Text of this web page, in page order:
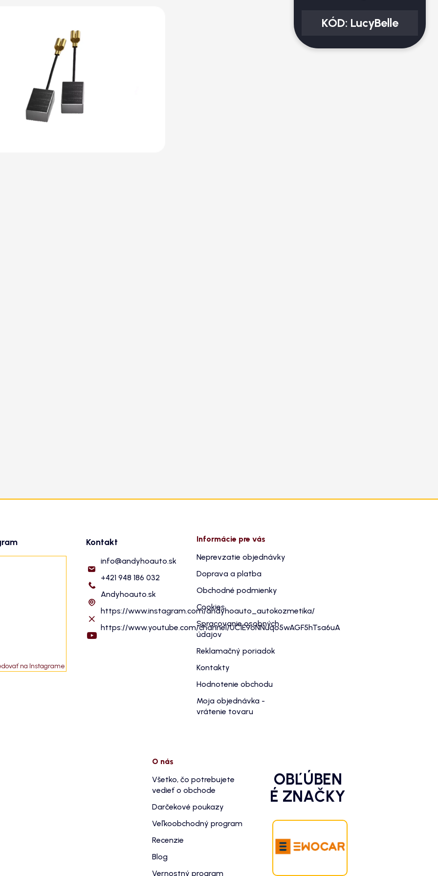
na Instagrame
Kontakt
info@andyhoauto.sk
+421 948 186 032
Andyhoauto.sk
https://www.instagram.com/andyhoauto_autokozmetika/
https://www.youtube.com/channel/UC1E9oNNuqo5wAGF5hTsa6uA
Informácie pre vás
Neprevzatie objednávky
Doprava a platba
Obchodné podmienky
Cookies
Spracovanie osobných
údajov
Reklamačný poriadok
Kontakty
Hodnotenie obchodu
Moja objednávka -
vrátenie tovaru
O nás
Všetko, čo potrebujete
vedieť o obchode
Darčekové poukazy
Veľkoobchodný program
Recenzie
Blog
Vernostný program
OBĽÚBEN
É ZNAČKY
KÓD: LucyBelle